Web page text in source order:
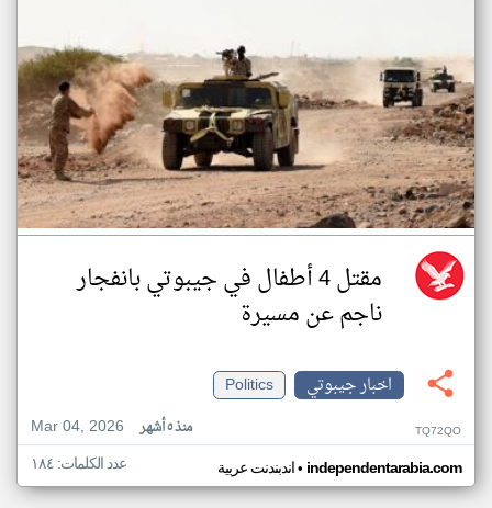
مقتل 4 أطفال في جيبوتي بانفجار
ناجم عن مسيرة
اخبار جيبوتي
Politics
Mar 04, 2026
منذ ٥ أشهر TQ72QO
اندبندنت عربية• independentarabia.com عدد الكلمات: ١٨٤